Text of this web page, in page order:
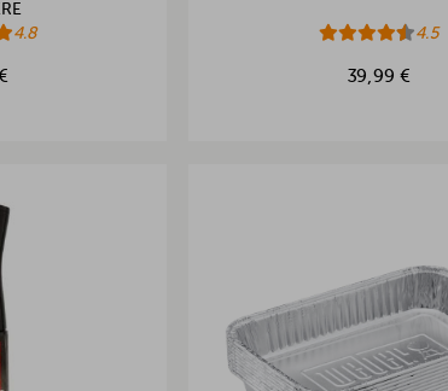
4.8
4.5
39,99 €